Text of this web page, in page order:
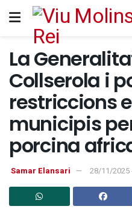
La
Collserola i
restriccions
municipis
porcina
Samar Elansari 28/11/2025